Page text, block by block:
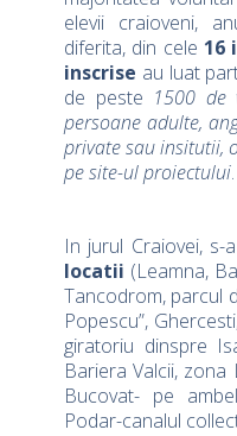
elevii craioveni,
diferita, din cele 16
inscrise au luat
de peste 1500 de
persoane adulte,
private sau insitutii,
pe site-ul proiectului.
In jurul Craiovei,
locatii (Leamna,
Tancodrom, parcul
Popescu”,
giratoriu dinspre
Bariera Valcii,
Bucovat- pe
Podar-canalul